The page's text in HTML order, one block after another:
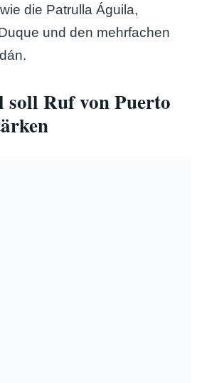
die Patrulla Águila,
und den mehrfachen
soll Ruf von Puerto